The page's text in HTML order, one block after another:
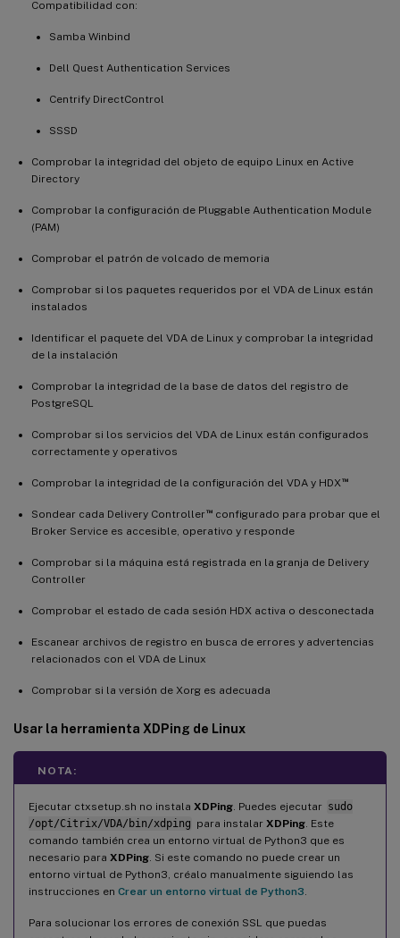
Compatibilidad con:
Samba Winbind
Dell Quest Authentication Services
Centrify DirectControl
SSSD
Comprobar la integridad del objeto de equipo Linux en Active
Directory
Comprobar la configuración de Pluggable Authentication Module
(PAM)
Comprobar el patrón de volcado de memoria
Comprobar si los paquetes requeridos por el VDA de Linux están
instalados
Identificar el paquete del VDA de Linux y comprobar la integridad
de la instalación
Comprobar la integridad de la base de datos del registro de
PostgreSQL
Comprobar si los servicios del VDA de Linux están configurados
correctamente y operativos
Comprobar la integridad de la configuración del VDA y HDX ™
Sondear cada Delivery Controller™configurado para probar que el
Broker Service es accesible, operativo y responde
Comprobar si la máquina está registrada en la granja de Delivery
Controller
Comprobar el estado de cada sesión HDX activa o desconectada
Escanear archivos de registro en busca de errores y advertencias
relacionados con el VDA de Linux
Comprobar si la versión de Xorg es adecuada
Usar la herramienta XDPing de Linux
NOTA:
Ejecutar ctxsetup.sh no instala XDPing . Puedes ejecutar sudo
/opt/Citrix/VDA/bin/xdping para instalar XDPing. Este
comando también crea un entorno virtual de Python3 que es
necesario para XDPing . Si este comando no puede crear un
entorno virtual de Python3, créalo manualmente siguiendo las
instrucciones en Crear un entorno virtual de Python3
Para solucionar los errores de conexión SSL que puedas